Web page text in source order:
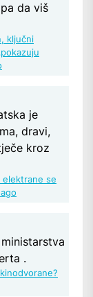
da viš
ključni
je
dravi,
kroz
elektrane se
.